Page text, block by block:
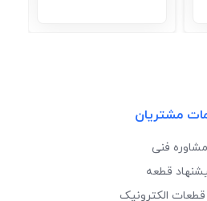
مشتریان
مشاوره فنی
قطعه
قطعات الکترونیک